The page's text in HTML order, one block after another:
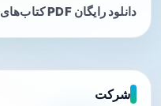
دانلود رایگان PDF کتاب‌های پزشکی.
شرکت